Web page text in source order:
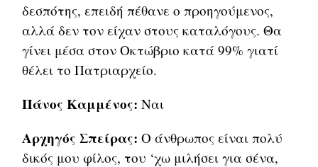
δεσπότης, επειδή πέθανε ο προηγούμενος,
αλλά δεν τον είχαν στους καταλόγους. Θα
γίνει μέσα στον Οκτώβριο κατά 99% γιατί
θέλει το Πατριαρχείο.
Πάνος Καμμένος: Ναι
Αρχηγός Σπείρας: Ο άνθρωπος είναι πολύ
δικός μου φίλος, του ‘χω μιλήσει για σένα,